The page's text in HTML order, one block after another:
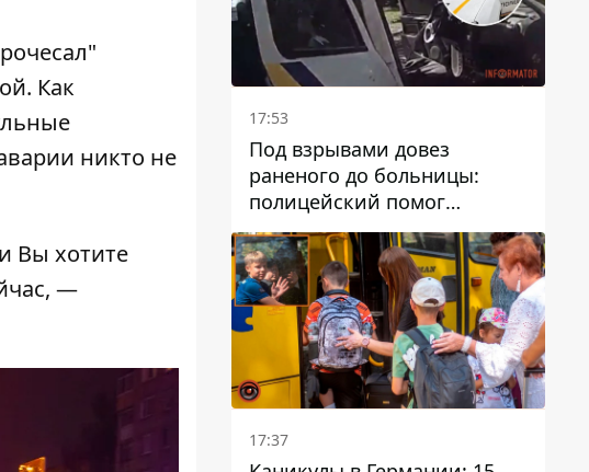
Как
никто не
Вы хотите
—
17:53
Под взрывами довез
раненого до больницы:
полицейский помог
пострадавшему после атаки
на Каменский район
17:37